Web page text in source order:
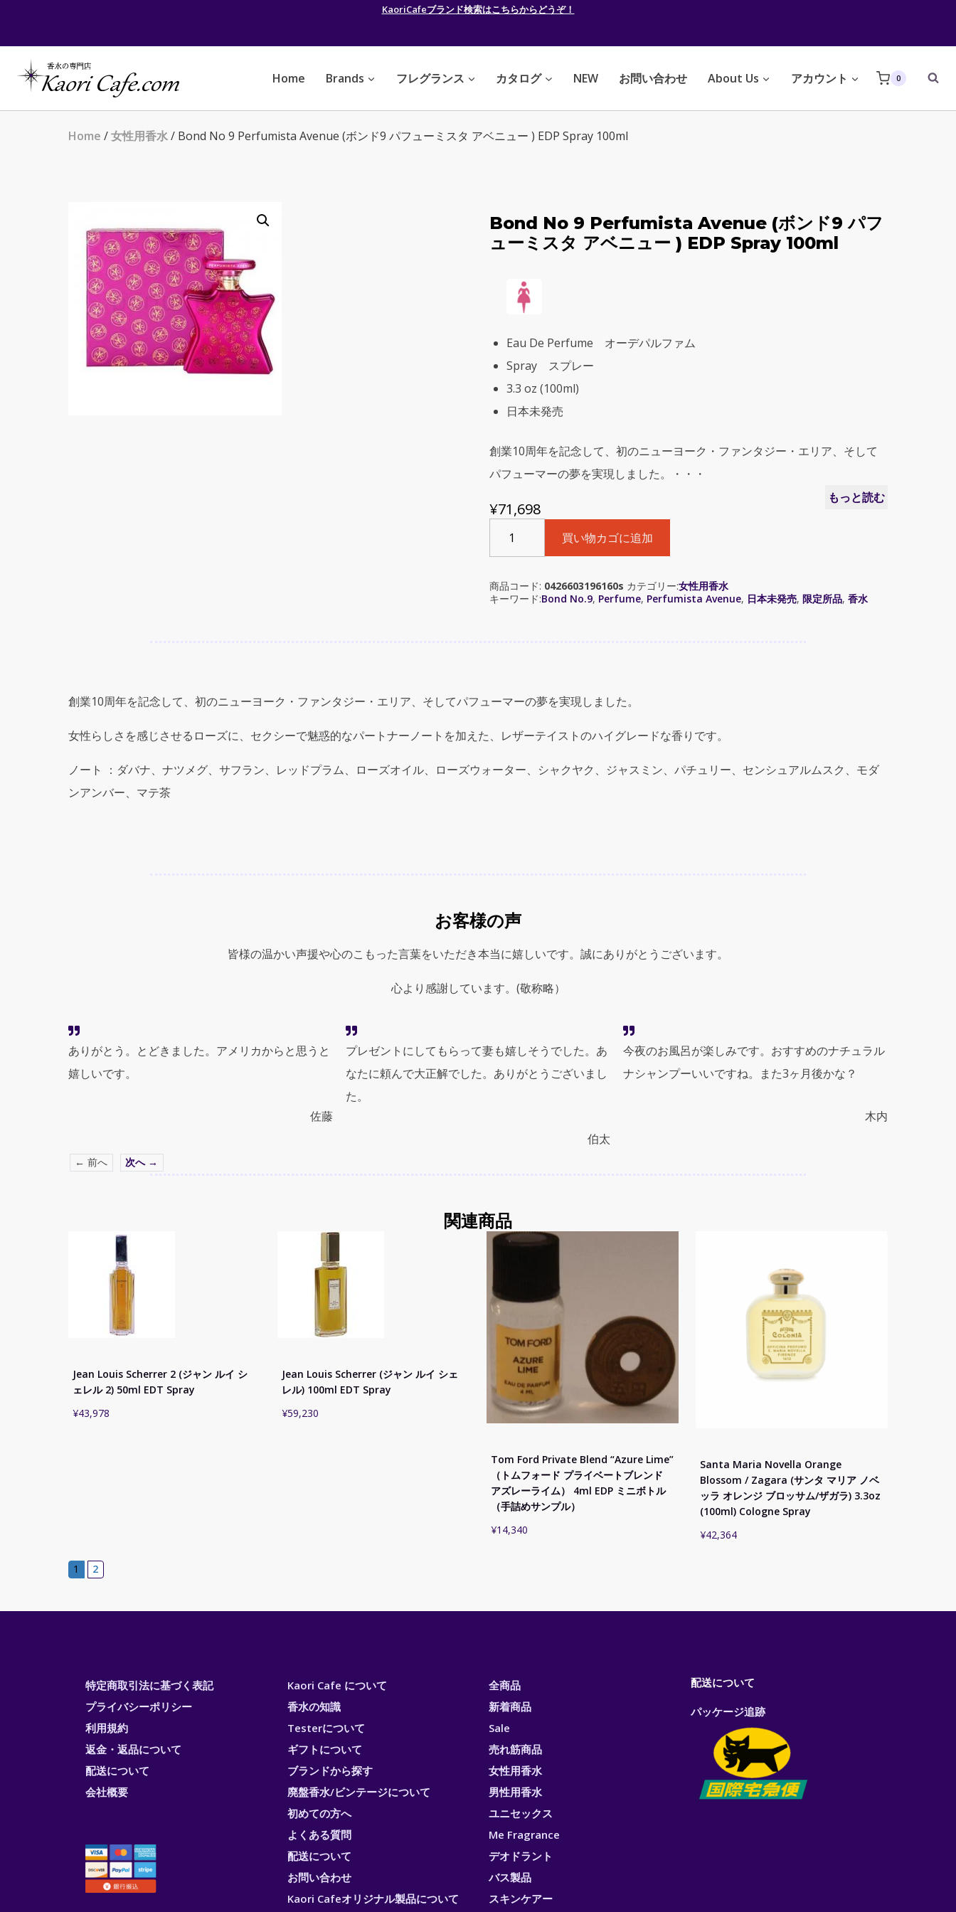
content
KaoriCafeブランド検索はこちらからどうぞ！
Home Brands フレグランス カタログ NEW お問い合わせ About Us アカウント 0
Home /女性用香水/ Bond No 9 Perfumista Avenue (ボンド9 パフューミスタ アベニュー ) EDP Spray 100ml
Bond No 9 Perfumista Avenue (ボンド9 パフ
ューミスタ アベニュー ) EDP Spray 100ml
Eau De Perfume オーデパルファム
Spray スプレー
3.3 oz (100ml)
日本未発売
創業10周年を記念して、初のニューヨーク・ファンタジー・エリア、そして
パフューマーの夢を実現しました。・・・
もっと読む
¥71,698
9
Avenue
(ボ
ュ
タ
100ml
quantity
買い物カゴに追加
商品コード: 0426603196160s カテゴリー:女性用香水
キーワード:Bond No.9, Perfume, Perfumista Avenue, 日本未発売, 限定所品, 香水
創業10周年を記念して、初のニューヨーク・ファンタジー・エリア、そしてパフューマーの夢を実現しました。
女性らしさを感じさせるローズに、セクシーで魅惑的なパートナーノートを加えた、レザーテイストのハイグレードな香りです。
ノート ：ダバナ、ナツメグ、サフラン、レッドプラム、ローズオイル、ローズウォーター、シャクヤク、ジャスミン、パチュリー、センシュアルムスク、モダ
ンアンバー、マテ茶
お客様の声
皆様の温かい声援や心のこもった言葉をいただき本当に嬉しいです。誠にありがとうございます。
心より感謝しています。(敬称略）
ありがとう。とどきました。アメリカからと思うと
嬉しいです。
佐藤
プレゼントにしてもらって妻も嬉しそうでした。あ
なたに頼んで大正解でした。ありがとうございまし
た。
伯太
今夜のお風呂が楽しみです。おすすめのナチュラル
ナシャンプーいいですね。また3ヶ月後かな？
木内
← 前へ 次へ →
関連商品
Jean Louis Scherrer 2 (ジャン ルイ シ
ェレル 2) 50ml EDT Spray
¥43,978
Jean Louis Scherrer (ジャン ルイ シェ
レル) 100ml EDT Spray
¥59,230
Tom Ford Private Blend “Azure Lime”
（トムフォード プライベートブレンド
アズレーライム） 4ml EDP ミニボトル
（手詰めサンプル）
¥14,340
Santa Maria Novella Orange
Blossom / Zagara (サンタ マリア ノベ
ッラ オレンジ ブロッサム/ザガラ) 3.3oz
(100ml) Cologne Spray
¥42,364
1 2
特定商取引法に基づく表記
プライバシーポリシー
利用規約
返金・返品について
配送について
会社概要
Kaori Cafe について
香水の知識
Testerについて
ギフトについて
ブランドから探す
廃盤香水/ビンテージについて
初めての方へ
よくある質問
配送について
お問い合わせ
Kaori Cafeオリジナル製品について
全商品
新着商品
Sale
売れ筋商品
女性用香水
男性用香水
ユニセックス
Me Fragrance
デオドラント
バス製品
スキンケアー
配送について
パッケージ追跡